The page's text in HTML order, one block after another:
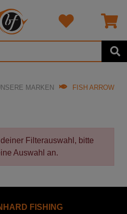
MARKEN FISH ARROW
Filterauswahl, bitte
Auswahl an.
FISHING